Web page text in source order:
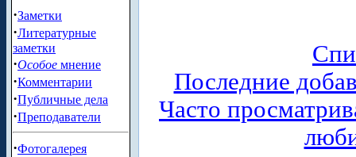
·Заметки
·Литературные
заметки
·Особое мнение
·Комментарии
·Публичные дела
·Преподаватели
·Фотогалерея
Последние
Часто